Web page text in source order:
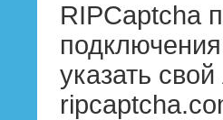
RIPCaptcha
указать